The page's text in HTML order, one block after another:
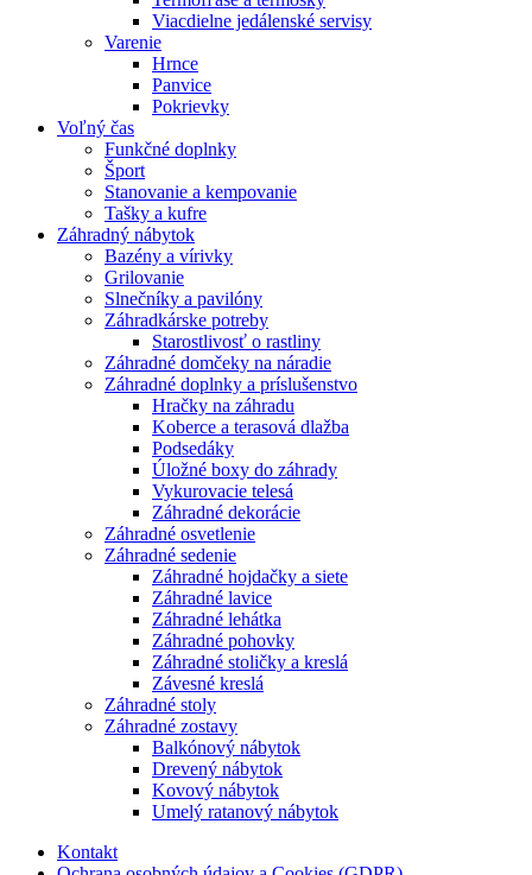
Viacdielne jedálenské servisy
Varenie
Hrnce
Panvice
Pokrievky
Voľný čas
Funkčné doplnky
Šport
Stanovanie a kempovanie
Tašky a kufre
Záhradný nábytok
Bazény a vírivky
Grilovanie
Slnečníky a pavilóny
Záhradkárske potreby
Starostlivosť o rastliny
Záhradné domčeky na náradie
Záhradné doplnky a príslušenstvo
Hračky na záhradu
Koberce a terasová dlažba
Podsedáky
Úložné boxy do záhrady
Vykurovacie telesá
Záhradné dekorácie
Záhradné osvetlenie
Záhradné sedenie
Záhradné hojdačky a siete
Záhradné lavice
Záhradné lehátka
Záhradné pohovky
Záhradné stoličky a kreslá
Závesné kreslá
Záhradné stoly
Záhradné zostavy
Balkónový nábytok
Drevený nábytok
Kovový nábytok
Umelý ratanový nábytok
Kontakt